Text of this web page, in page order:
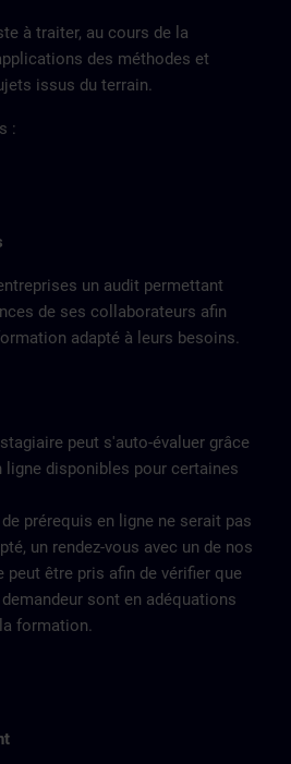
à traiter, au cours de la
des méthodes et
issus du terrain.
:
un audit permettant
de ses collaborateurs afin
adapté à leurs besoins.
peut s'auto-évaluer grâce
disponibles pour certaines
prérequis en ligne ne serait pas
un rendez-vous avec un de nos
peut être pris afin de vérifier que
sont en adéquations
formation.